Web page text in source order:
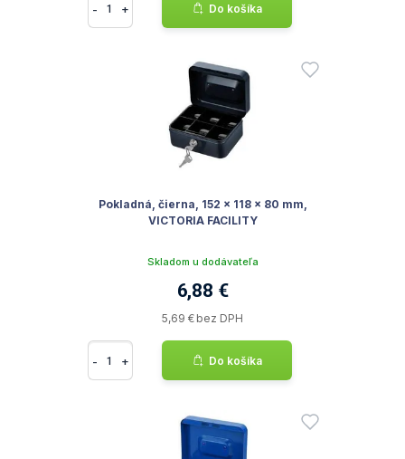
- + Do košíka
Pokladná, čierna, 152 x 118 x 80 mm,
VICTORIA FACILITY
Skladom u dodávateľa
6,88 €
5,69 € bez DPH
- + Do košíka